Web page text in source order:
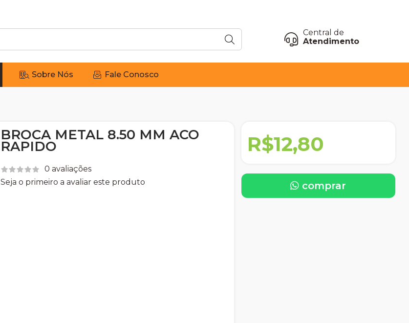
Central de
Atendimento
Sobre Nós Fale Conosco
BROCA METAL 8.50 MM ACO
RAPIDO
0 avaliações
Seja o primeiro a avaliar este produto
R$12,80
comprar